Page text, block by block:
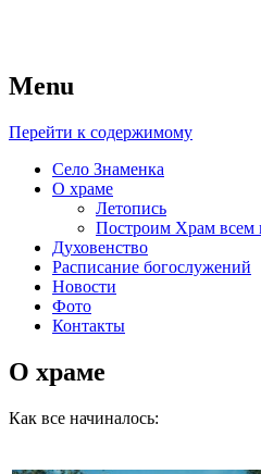
Божией Матери
Menu
Перейти к содержимому
Село Знаменка
О храме
Летопись
Построим Храм всем
Духовенство
Расписание богослужений
Новости
Фото
Контакты
О храме
Как все начиналось: